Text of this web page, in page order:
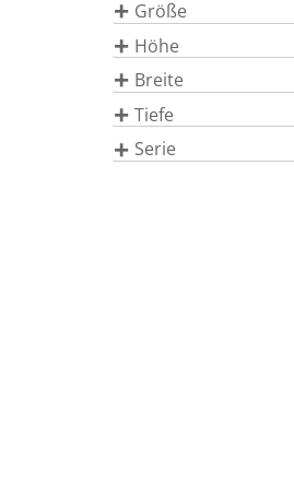
Größe
Höhe
Breite
Tiefe
Serie